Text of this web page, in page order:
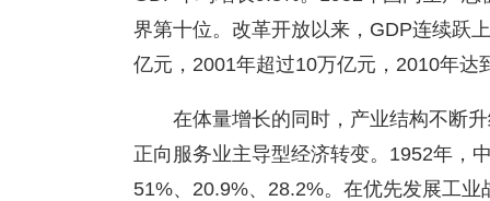
界第十位。改革开放以来，GDP连续跃
亿元，2001年超过10万亿元，2010年达
在体量增长的同时，产业结构不断
正向服务业主导型经济转变。1952年，
51%、20.9%、28.2%。在优先发展工业